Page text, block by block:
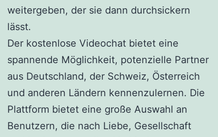
weitergeben, der sie dann durchsickern
lässt.
Der kostenlose Videochat bietet eine
spannende Möglichkeit, potenzielle Partner
aus Deutschland, der Schweiz, Österreich
und anderen Ländern kennenzulernen. Die
Plattform bietet eine große Auswahl an
Benutzern, die nach Liebe, Gesellschaft